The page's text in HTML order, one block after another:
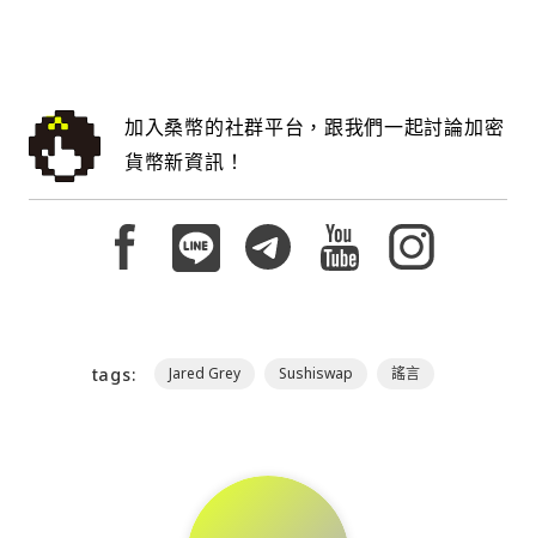
加入桑幣的社群平台，跟我們一起討論加密
貨幣新資訊！
tags: Jared Grey Sushiswap 謠言